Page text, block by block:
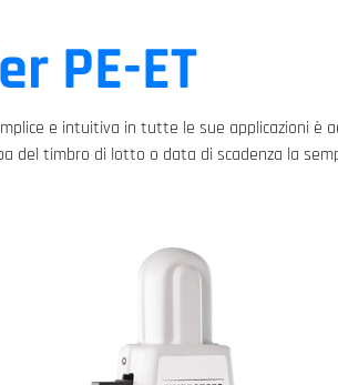
PE-ET
e intuitiva in tutte le sue applicazioni
del timbro di lotto o data di scadenza la